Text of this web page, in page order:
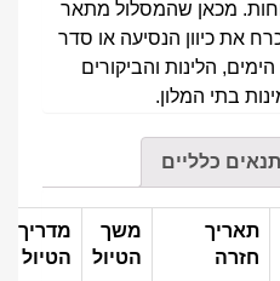
מכאן שהמסלול מתאר
את כיוון הנסיעה או סדר
הלינות והביקורים
בתי המלון.
תנאים כלליים
תאריך
חזרה
משך
הטיול
מדריך
הטיול